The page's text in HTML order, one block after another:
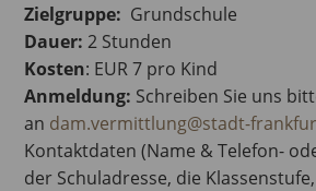
Zielgruppe: Grundschule
Dauer:2 Stunden
Kosten: EUR 7 pro Kind
Anmeldung: Schreiben Sie uns
an dam.vermittlung@stadt-
Kontaktdaten (Name & Telefon-
der Schuladresse, die